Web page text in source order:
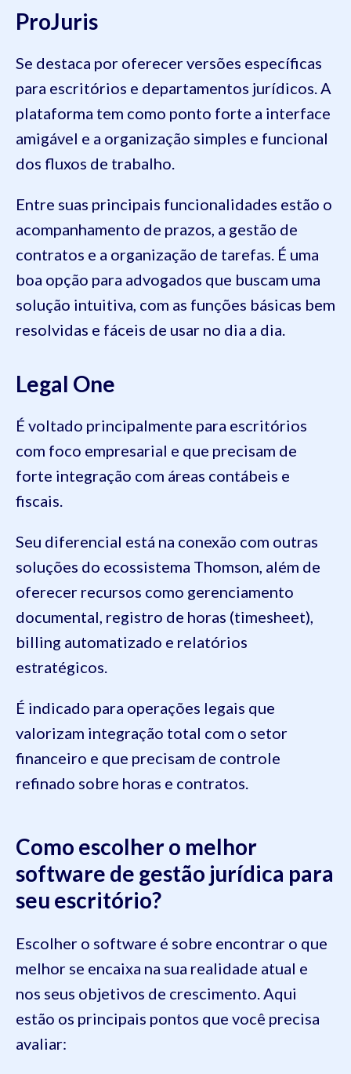
ProJuris
Se destaca por oferecer versões específicas
para escritórios e departamentos jurídicos. A
plataforma tem como ponto forte a interface
amigável e a organização simples e funcional
dos fluxos de trabalho.
Entre suas principais funcionalidades estão o
acompanhamento de prazos, a gestão de
contratos e a organização de tarefas. É uma
boa opção para advogados que buscam uma
solução intuitiva, com as funções básicas bem
resolvidas e fáceis de usar no dia a dia.
Legal One
É voltado principalmente para escritórios
com foco empresarial e que precisam de
forte integração com áreas contábeis e
fiscais.
Seu diferencial está na conexão com outras
soluções do ecossistema Thomson, além de
oferecer recursos como gerenciamento
documental, registro de horas (timesheet),
billing automatizado e relatórios
estratégicos.
É indicado para operações legais que
valorizam integração total com o setor
financeiro e que precisam de controle
refinado sobre horas e contratos.
Como escolher o melhor
software de gestão jurídica para
seu escritório?
Escolher o software é sobre encontrar o que
melhor se encaixa na sua realidade atual e
nos seus objetivos de crescimento. Aqui
estão os principais pontos que você precisa
avaliar: